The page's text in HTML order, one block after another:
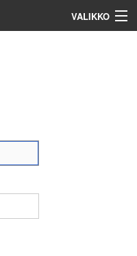
VALIKKO